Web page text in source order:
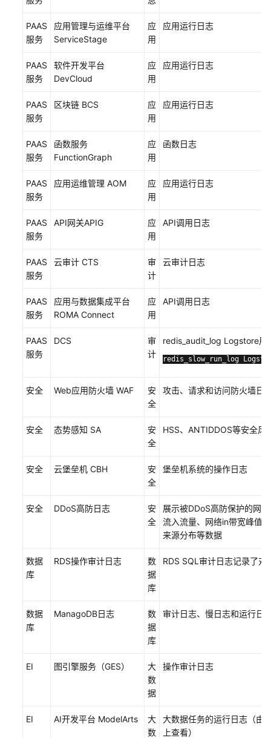
治
构
Zone
设
则
Zone
规
运
原
统
PAAS
服务
应用管理与运维平台
ServiceStage
应
用
应用运行日志
PAAS
服务
软件开发平台
DevCloud
应
用
应用运行日志
PAAS
服务
区块链 BCS
应
用
应用运行日志
PAAS
服务
函数服务
FunctionGraph
应
用
函数日志
PAAS
服务
应用运维管理 AOM
应
用
应用运行日志
PAAS
服务
API网关APIG
应
用
API调用日志
PAAS
服务
云审计 CTS
审
计
云审计日志
PAAS
服务
应用与数据集成平台
ROMA Connect
应
用
API调用日志
PAAS
服务
DCS
审
计
redis_audit_log Logstore用
redis_slow_run_log
安全 Web应用防火墙 WAF
安
全
攻击、请求和访问防火墙日
安全 态势感知 SA
安
全
HSS、ANTIDDOS等安全风
安全 云堡垒机 CBH
安
全
堡垒机系统的操作日志
安全 DDoS高防日志
安
全
展示被DDoS高防保护的网
流入流量、网络in带宽峰值
来源分布等数据
数据
库
RDS操作审计日志
数
据
库
RDS SQL审计日志记录了对
数据
库
ManagoDB日志
数
据
库
审计日志、慢日志和运行日
EI 图引擎服务（GES）
大
数
据
操作审计日志
EI AI开发平台 ModelArts
大
数
大数据任务的运行日志（由
上查看）